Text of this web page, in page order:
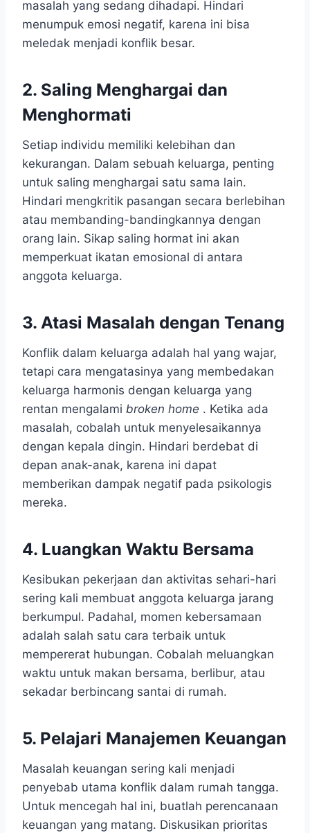
masalah yang sedang dihadapi. Hindari
menumpuk emosi negatif, karena ini bisa
meledak menjadi konflik besar.
2. Saling Menghargai dan
Menghormati
Setiap individu memiliki kelebihan dan
kekurangan. Dalam sebuah keluarga, penting
untuk saling menghargai satu sama lain.
Hindari mengkritik pasangan secara berlebihan
atau membanding-bandingkannya dengan
orang lain. Sikap saling hormat ini akan
memperkuat ikatan emosional di antara
anggota keluarga.
3. Atasi Masalah dengan Tenang
Konflik dalam keluarga adalah hal yang wajar,
tetapi cara mengatasinya yang membedakan
keluarga harmonis dengan keluarga yang
rentan mengalami broken home . Ketika ada
masalah, cobalah untuk menyelesaikannya
dengan kepala dingin. Hindari berdebat di
depan anak-anak, karena ini dapat
memberikan dampak negatif pada psikologis
mereka.
4. Luangkan Waktu Bersama
Kesibukan pekerjaan dan aktivitas sehari-hari
sering kali membuat anggota keluarga jarang
berkumpul. Padahal, momen kebersamaan
adalah salah satu cara terbaik untuk
mempererat hubungan. Cobalah meluangkan
waktu untuk makan bersama, berlibur, atau
sekadar berbincang santai di rumah.
5. Pelajari Manajemen Keuangan
Masalah keuangan sering kali menjadi
penyebab utama konflik dalam rumah tangga.
Untuk mencegah hal ini, buatlah perencanaan
keuangan yang matang. Diskusikan prioritas